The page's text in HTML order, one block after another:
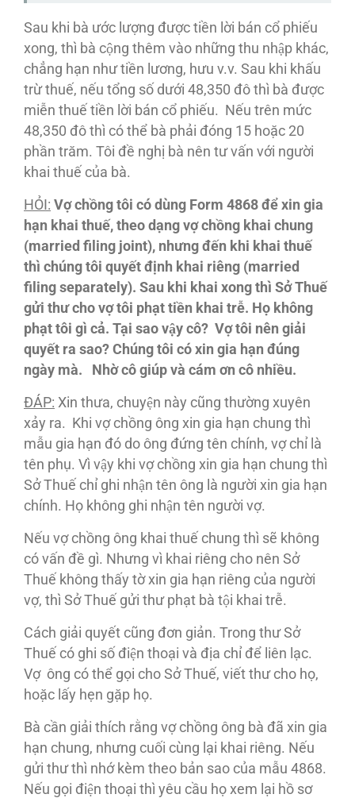
Sau khi bà ước lượng được tiền lời bán cổ phiếu
xong, thì bà cộng thêm vào những thu nhập khác,
chẳng hạn như tiền lương, hưu v.v. Sau khi khấu
trừ thuế, nếu tổng số dưới 48,350 đô thì bà được
miễn thuế tiền lời bán cổ phiếu. Nếu trên mức
48,350 đô thì có thể bà phải đóng 15 hoặc 20
phần trăm. Tôi đề nghị bà nên tư vấn với người
khai thuế của bà.
HỎI: Vợ chồng tôi có dùng Form 4868 đê ̉ xin gia
hạn khai thuế, theo dạng vợ chồng khai chung
(married filing joint), nhưng đến khi khai thuế
thì chúng tôi quyết định khai riêng (married
filing separately). Sau khi khai xong thì Sở Thuê
gửi thư cho vợ tôi phạt tiền khai trễ. Ho ̣ không
phạt tôi gi ̀ cả. Tại sao vậy cô? Vợ tôi nên giải
quyết ra sao? Chúng tôi co ́ xin gia hạn đúng
ngày mà. Nhờ cô giúp va ̀ cám ơn cô nhiều.
ĐÁP: Xin thưa, chuyện này cũng thường xuyên
xảy ra. Khi vợ chồng ông xin gia hạn chung thì
mẫu gia hạn đó do ông đứng tên chính, vợ chỉ là
tên phụ. Vì vậy khi vợ chồng xin gia hạn chung thì
Sở Thuế chỉ ghi nhận tên ông là người xin gia hạn
chính. Họ không ghi nhận tên người vợ.
Nếu vợ chồng ông khai thuế chung thì sẽ không
có vấn đề gì. Nhưng vì khai riêng cho nên Sở
Thuế không thấy tờ xin gia hạn riêng của người
vợ, thì Sở Thuế gửi thư phạt bà tội khai trễ.
Cách giải quyết cũng đơn giản. Trong thư Sở
Thuế có ghi số điện thoại và địa chỉ để liên lạc.
Vợ ông có thể gọi cho Sở Thuế, viết thư cho họ,
hoặc lấy hẹn gặp họ.
Bà cần giải thích rằng vợ chồng ông bà đã xin gia
hạn chung, nhưng cuối cùng lại khai riêng. Nếu
gửi thư thì nhớ kèm theo bản sao của mẫu 4868.
Nếu gọi điện thoại thì yêu cầu họ xem lại hồ sơ